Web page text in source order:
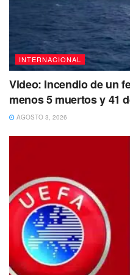
INTERNACIONAL
Video: Incendio de un
menos 5 muertos y 41
AGOSTO 3, 2026